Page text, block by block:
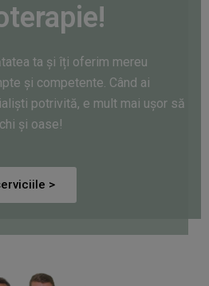
ta și îți oferim mereu
și competente. Când ai
potrivită, e mult mai ușor să
și oase!
>